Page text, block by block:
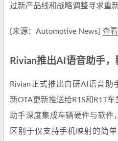
过新产品线和战略调整寻求重新
[来源：Automotive News] 查
Rivian推出AI语音助手
Rivian正式推出自研AI语音助
新OTA更新推送给R1S和R1T
助手深度集成车辆硬件与软件
区别于仅支持手机映射的简